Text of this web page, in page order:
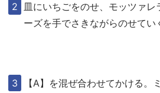
皿にいちごをのせ、モッツァレ
ーズを手でさきながらのせてい
【A】を混ぜ合わせてかける。